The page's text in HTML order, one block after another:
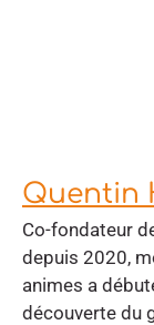
Quentin
Co-fondateur
depuis 2020,
animes a
découverte du